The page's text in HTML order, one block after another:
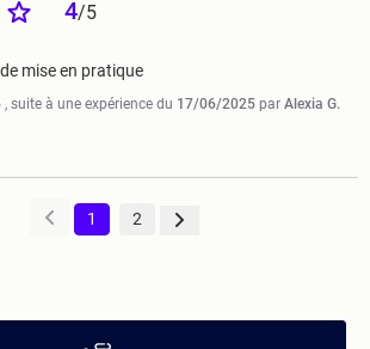
4/5
mise en pratique
, suite à une expérience du 17/06/2025 par Alexia G.
1 2